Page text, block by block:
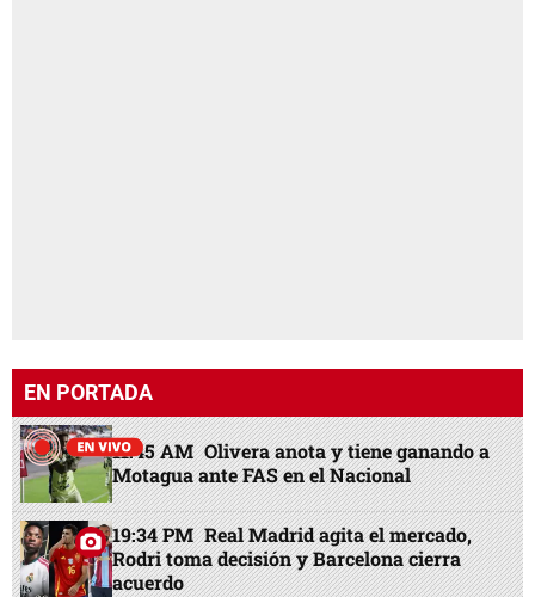
EN PORTADA
11:45 AM Olivera anota y tiene ganando a
Motagua ante FAS en el Nacional
19:34 PM Real Madrid agita el mercado,
Rodri toma decisión y Barcelona cierra
acuerdo